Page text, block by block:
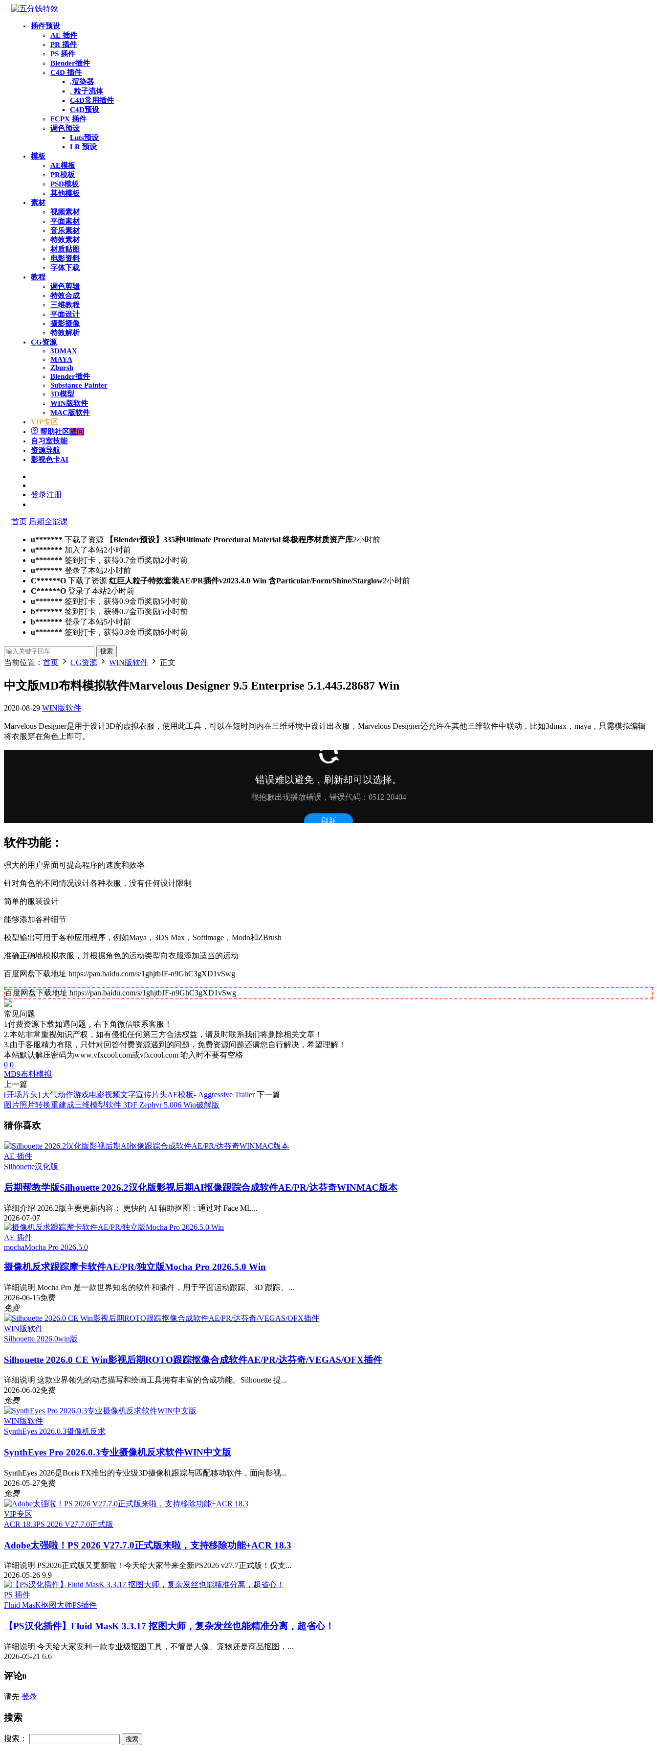
插件预设
AE 插件
PR 插件
PS 插件
Blender插件
C4D 插件
.渲染器
. 粒子流体
C4D常用插件
C4D预设
FCPX 插件
调色预设
Luts预设
LR 预设
模板
AE模板
PR模板
PSD模板
其他模板
素材
视频素材
平面素材
音乐素材
特效素材
材质贴图
电影资料
字体下载
教程
调色剪辑
特效合成
三维教程
平面设计
摄影摄像
特效解析
CG资源
3DMAX
MAYA
Zbursh
Blender插件
Substance Painter
3D模型
WIN版软件
MAC版软件
VIP专区
帮助社区提问
自习室技能
资源导航
影视色卡AI
登录注册
首页 后期全能课
u******* 下载了资源 【Blender预设】335种Ultimate Procedural Material 终极程序材质资产库2小时前
u******* 加入了本站2小时前
u******* 签到打卡，获得0.7金币奖励2小时前
u******* 登录了本站2小时前
C******O 下载了资源 红巨人粒子特效套装AE/PR插件v2023.4.0 Win 含Particular/Form/Shine/Starglow2小时前
C******O 登录了本站2小时前
u******* 签到打卡，获得0.9金币奖励5小时前
b******* 签到打卡，获得0.7金币奖励5小时前
b******* 登录了本站5小时前
u******* 签到打卡，获得0.8金币奖励6小时前
搜索
当前位置： 首页 CG资源 WIN版软件 正文
中文版MD布料模拟软件Marvelous Designer 9.5 Enterprise 5.1.445.28687 Win
2020-08-29 WIN版软件
Marvelous Designer是用于设计3D的虚拟衣服，使用此工具，可以在短时间内在三维环境中设计出衣服，Marvelous Designer还允许在其他三维软件中联动，比如3dmax，maya，只需模拟编辑
将衣服穿在角色上即可。
软件功能：
强大的用户界面可提高程序的速度和效率
针对角色的不同情况设计各种衣服，没有任何设计限制
简单的服装设计
能够添加各种细节
模型输出可用于各种应用程序，例如Maya，3DS Max，Softimage，Modo和ZBrush
准确正确地模拟衣服，并根据角色的运动类型向衣服添加适当的运动
百度网盘下载地址 https://pan.baidu.com/s/1ghjtbJF-n9GhC3gXD1vSwg
百度网盘下载地址 https://pan.baidu.com/s/1ghjtbJF-n9GhC3gXD1vSwg
常见问题
1付费资源下载如遇问题，右下角微信联系客服！
2.本站非常重视知识产权，如有侵犯任何第三方合法权益，请及时联系我们将删除相关文章！
3.由于客服精力有限，只针对回答付费资源遇到的问题，免费资源问题还请您自行解决，希望理解！
本站默认解压密码为www.vfxcool.com或vfxcool.com 输入时不要有空格
0 0
MD9布料模拟
上一篇
[开场片头] 大气动作游戏电影视频文字宣传片头AE模板- Aggressive Trailer 下一篇
图片照片转换重建成三维模型软件 3DF Zephyr 5.006 Win破解版
猜你喜欢
AE 插件
Silhouette汉化版
后期帮教学版Silhouette 2026.2汉化版影视后期AI抠像跟踪合成软件AE/PR/达芬奇WINMAC版本
详细介绍 2026.2版主要更新内容： 更快的 AI 辅助抠图：通过对 Face ML...
2026-07-07
AE 插件
mochaMocha Pro 2026.5.0
摄像机反求跟踪摩卡软件AE/PR/独立版Mocha Pro 2026.5.0 Win
详细说明 Mocha Pro 是一款世界知名的软件和插件，用于平面运动跟踪、3D 跟踪、...
2026-06-15免费
免费
WIN版软件
Silhouette 2026.0win版
Silhouette 2026.0 CE Win影视后期ROTO跟踪抠像合成软件AE/PR/达芬奇/VEGAS/OFX插件
详细说明 这款业界领先的动态描写和绘画工具拥有丰富的合成功能。Silhouette 提...
2026-06-02免费
免费
WIN版软件
SynthEyes 2026.0.3摄像机反求
SynthEyes Pro 2026.0.3专业摄像机反求软件WIN中文版
SynthEyes 2026是Boris FX推出的专业级3D摄像机跟踪与匹配移动软件，面向影视...
2026-05-27免费
免费
VIP专区
ACR 18.3PS 2026 V27.7.0正式版
Adobe太强啦！PS 2026 V27.7.0正式版来啦，支持移除功能+ACR 18.3
详细说明 PS2026正式版又更新啦！今天给大家带来全新PS2026 v27.7正式版！仅支...
2026-05-26 9.9
PS 插件
Fluid MasK抠图大师PS插件
【PS汉化插件】Fluid MasK 3.3.17 抠图大师，复杂发丝也能精准分离，超省心！
详细说明 今天给大家安利一款专业级抠图工具，不管是人像、宠物还是商品抠图，...
2026-05-21 6.6
评论0
请先 登录
搜索
搜索：